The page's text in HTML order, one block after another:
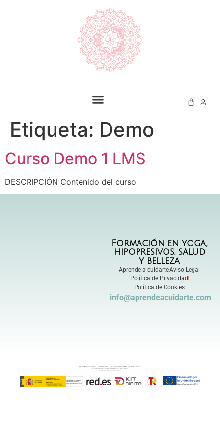
Etiqueta: Demo
Curso Demo 1 LMS
DESCRIPCIÓN Contenido del curso
Formación en yoga,
hipopresivos, salud
y belleza
Aprende a cuidarteAviso Legal
Política de Privacidad
Política de Cookies
info@aprendeacuidarte.com